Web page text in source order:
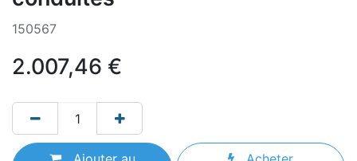
150567
2.007,46 €